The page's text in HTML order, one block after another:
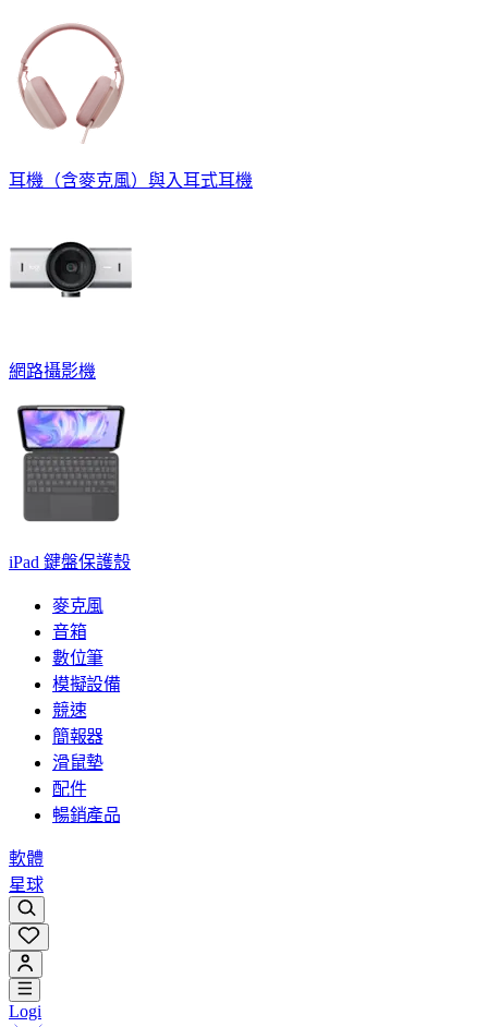
耳機（含麥克風）與入耳式耳機
網路攝影機
iPad 鍵盤保護殼
麥克風
音箱
數位筆
模擬設備
競速
簡報器
滑鼠墊
配件
暢銷產品
軟體
星球
Logi